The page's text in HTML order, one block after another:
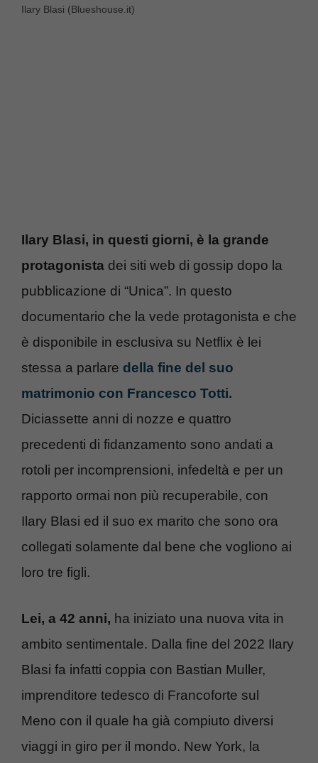
Ilary Blasi (Blueshouse.it)
Ilary Blasi, in questi giorni, è la grande
protagonista dei siti web di gossip dopo la
pubblicazione di “Unica”. In questo
documentario che la vede protagonista e che
è disponibile in esclusiva su Netflix è lei
stessa a parlare della fine del suo
matrimonio con Francesco Totti.
Diciassette anni di nozze e quattro
precedenti di fidanzamento sono andati a
rotoli per incomprensioni, infedeltà e per un
rapporto ormai non più recuperabile, con
Ilary Blasi ed il suo ex marito che sono ora
collegati solamente dal bene che vogliono ai
loro tre figli.
Lei, a 42 anni, ha iniziato una nuova vita in
ambito sentimentale. Dalla fine del 2022 Ilary
Blasi fa infatti coppia con Bastian Muller,
imprenditore tedesco di Francoforte sul
Meno con il quale ha già compiuto diversi
viaggi in giro per il mondo. New York, la